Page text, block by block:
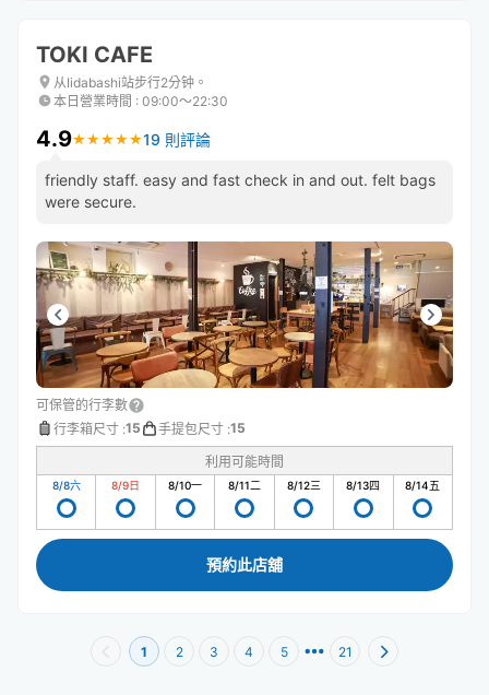
TOKI CAFE
从Iidabashi站步行2分钟。
本日營業時間 : 09:00〜22:30
4.9★ ★ ★ ★ ★
★ ★ ★ ★ ★19 則評論
friendly staff. easy and fast check in and out. felt bags
were secure.
可保管的行李數
行李箱尺寸 :15 手提包尺寸 :15
利用可能時間
8/8六 8/9日 8/10一 8/11二 8/12三 8/13四 8/14五
預約此店舖
1 2 3 4 5 21